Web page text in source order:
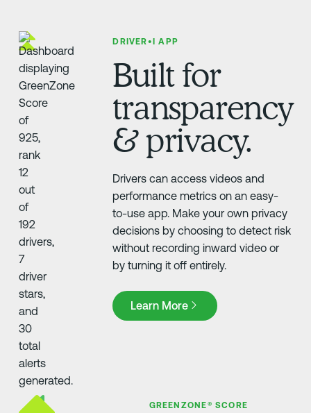
DRIVER•I APP
Built for
transparency
& privacy.
Drivers can access videos and
performance metrics on an easy-
to-use app. Make your own privacy
decisions by choosing to detect risk
without recording inward video or
by turning it off entirely.
Learn More
Learn More
GREENZONE® SCORE